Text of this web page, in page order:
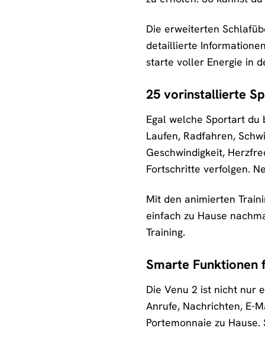
Die erweiterten
detaillierte
starte voller Energie in
25 vorinstallierte
Egal welche Sportart du
Laufen, Radfahren,
Geschwindigkeit,
Fortschritte verfolgen.
Mit den animierten
einfach zu Hause
Training.
Smarte Funktionen
Die Venu 2 ist nicht nur
Anrufe, Nachrichten, E-
Portemonnaie zu